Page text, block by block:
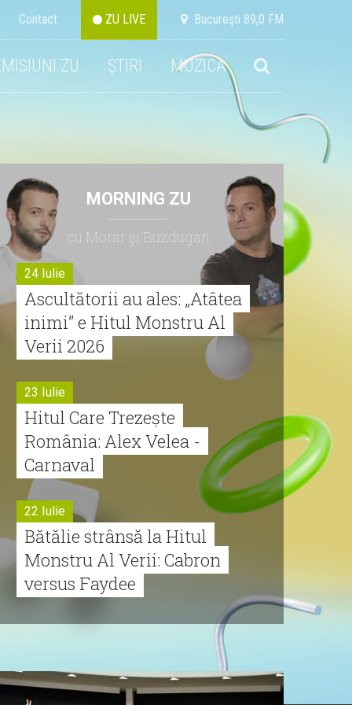
Contact ZU LIVE Bucureşti 89,0 FM
ZU ȘTIRI MUZICA
MORNING ZU
cu Morar şi Buzdugan
24 Iulie
Ascultătorii au ales: „Atâtea
inimi” e Hitul Monstru Al
Verii 2026
23 Iulie
Hitul Care Trezește
România: Alex Velea -
Carnaval
22 Iulie
Bătălie strânsă la Hitul
Monstru Al Verii: Cabron
versus Faydee
Cabron vine cu Hitul